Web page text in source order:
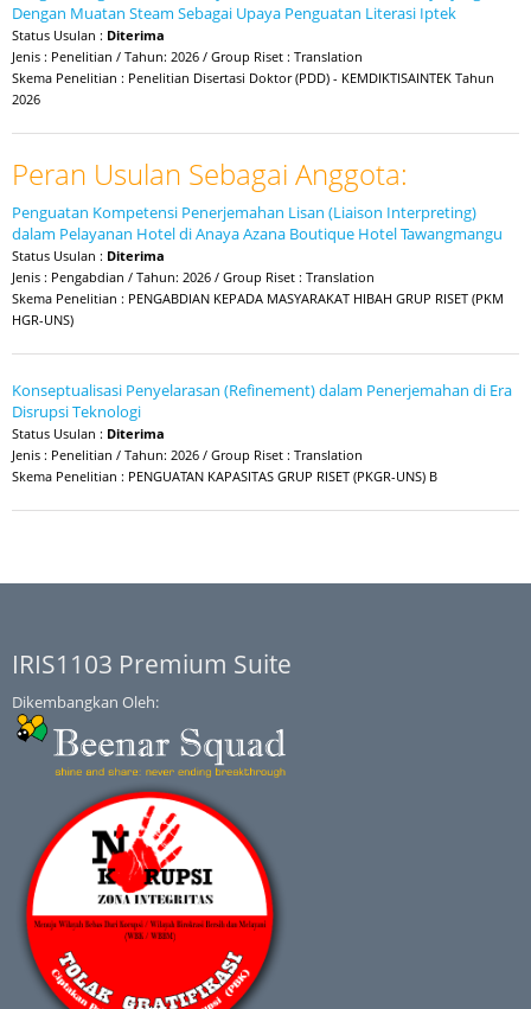
Dengan Muatan Steam Sebagai Upaya Penguatan Literasi Iptek
Status Usulan : Diterima
Jenis : Penelitian / Tahun: 2026 / Group Riset : Translation
Skema Penelitian : Penelitian Disertasi Doktor (PDD) - KEMDIKTISAINTEK Tahun
2026
Peran Usulan Sebagai Anggota:
Penguatan Kompetensi Penerjemahan Lisan (Liaison Interpreting)
dalam Pelayanan Hotel di Anaya Azana Boutique Hotel Tawangmangu
Status Usulan : Diterima
Jenis : Pengabdian / Tahun: 2026 / Group Riset : Translation
Skema Penelitian : PENGABDIAN KEPADA MASYARAKAT HIBAH GRUP RISET (PKM
HGR-UNS)
Konseptualisasi Penyelarasan (Refinement) dalam Penerjemahan di Era
Disrupsi Teknologi
Status Usulan : Diterima
Jenis : Penelitian / Tahun: 2026 / Group Riset : Translation
Skema Penelitian : PENGUATAN KAPASITAS GRUP RISET (PKGR-UNS) B
IRIS1103 Premium Suite
Dikembangkan Oleh: